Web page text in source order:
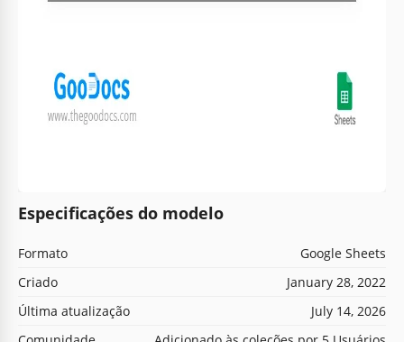
Especificações do modelo
Formato
Google Sheets
Criado
January 28, 2022
Última atualização
July 14, 2026